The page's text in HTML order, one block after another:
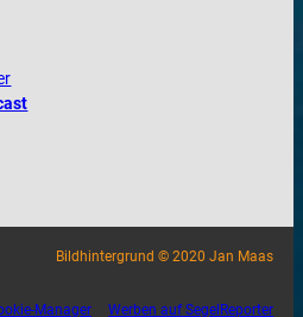
Bildhintergrund © 2020 Jan Maas
Manager Werben auf SegelReporter